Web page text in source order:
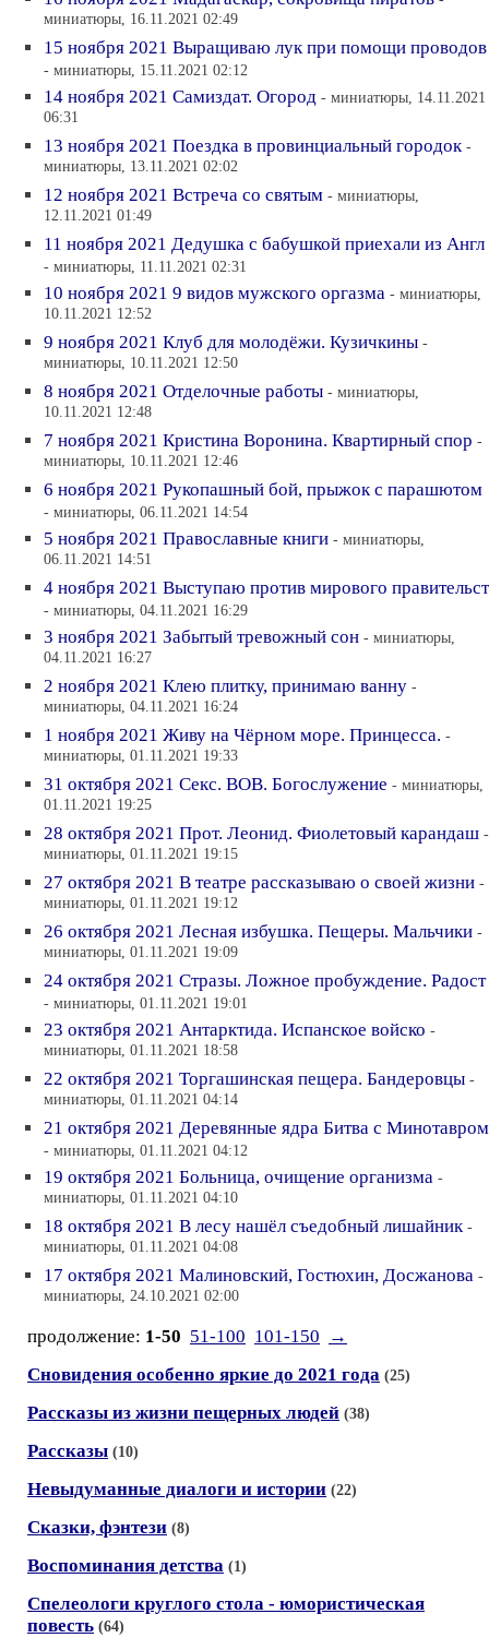
миниатюры, 16.11.2021 02:49
15 ноября 2021 Выращиваю лук при помощи проводов
- миниатюры, 15.11.2021 02:12
14 ноября 2021 Самиздат. Огород - миниатюры, 14.11.2021
06:31
13 ноября 2021 Поездка в провинциальный городок -
миниатюры, 13.11.2021 02:02
12 ноября 2021 Встреча со святым - миниатюры,
12.11.2021 01:49
11 ноября 2021 Дедушка с бабушкой приехали из Англ
- миниатюры, 11.11.2021 02:31
10 ноября 2021 9 видов мужского оргазма - миниатюры,
10.11.2021 12:52
9 ноября 2021 Клуб для молодёжи. Кузичкины -
миниатюры, 10.11.2021 12:50
8 ноября 2021 Отделочные работы - миниатюры,
10.11.2021 12:48
7 ноября 2021 Кристина Воронина. Квартирный спор -
миниатюры, 10.11.2021 12:46
6 ноября 2021 Рукопашный бой, прыжок с парашютом
- миниатюры, 06.11.2021 14:54
5 ноября 2021 Православные книги - миниатюры,
06.11.2021 14:51
4 ноября 2021 Выступаю против мирового правительст
- миниатюры, 04.11.2021 16:29
3 ноября 2021 Забытый тревожный сон - миниатюры,
04.11.2021 16:27
2 ноября 2021 Клею плитку, принимаю ванну -
миниатюры, 04.11.2021 16:24
1 ноября 2021 Живу на Чёрном море. Принцесса. -
миниатюры, 01.11.2021 19:33
31 октября 2021 Секс. ВОВ. Богослужение - миниатюры,
01.11.2021 19:25
28 октября 2021 Прот. Леонид. Фиолетовый карандаш -
миниатюры, 01.11.2021 19:15
27 октября 2021 В театре рассказываю о своей жизни -
миниатюры, 01.11.2021 19:12
26 октября 2021 Лесная избушка. Пещеры. Мальчики -
миниатюры, 01.11.2021 19:09
24 октября 2021 Стразы. Ложное пробуждение. Радост
- миниатюры, 01.11.2021 19:01
23 октября 2021 Антарктида. Испанское войско -
миниатюры, 01.11.2021 18:58
22 октября 2021 Торгашинская пещера. Бандеровцы -
миниатюры, 01.11.2021 04:14
21 октября 2021 Деревянные ядра Битва с Минотавром
- миниатюры, 01.11.2021 04:12
19 октября 2021 Больница, очищение организма -
миниатюры, 01.11.2021 04:10
18 октября 2021 В лесу нашёл съедобный лишайник -
миниатюры, 01.11.2021 04:08
17 октября 2021 Малиновский, Гостюхин, Досжанова -
миниатюры, 24.10.2021 02:00
продолжение: 1-50 51-100 101-150
→
Сновидения особенно яркие до 2021 года (25)
Рассказы из жизни пещерных людей (38)
Рассказы (10)
Невыдуманные диалоги и истории (22)
Сказки, фэнтези (8)
Воспоминания детства (1)
Спелеологи круглого стола - юмористическая
повесть (64)